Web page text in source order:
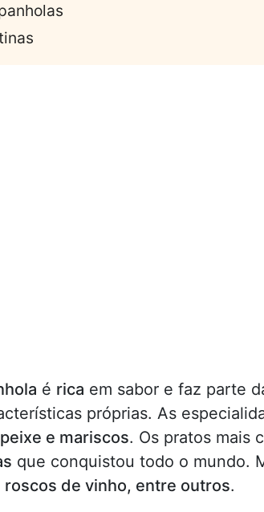
é rica em sabor e faz parte
próprias. As
peixe e mariscos. Os pratos mais
que conquistou todo o mundo.
roscos de vinho, entre outros.